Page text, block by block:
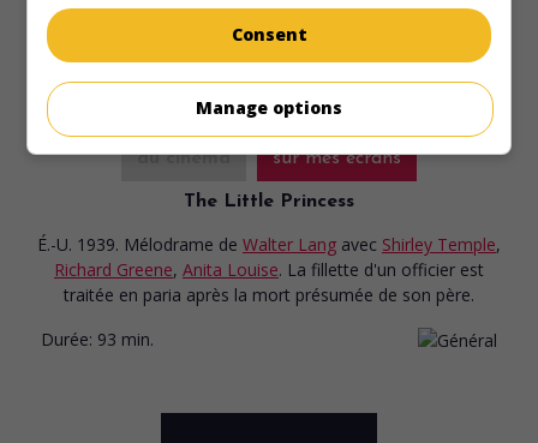
au cinéma sur mes écrans
The Little Princess
É.-U. 1939. Mélodrame de Walter Lang avec Shirley Temple,
Richard Greene, Anita Louise. La fillette d'un officier est
traitée en paria après la mort présumée de son père.
Durée: 93 min.
Consent
Manage options